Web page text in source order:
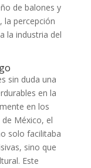
de balones y
la percepción
la industria del
sin duda una
en la
en los
México, el
solo facilitaba
sino que
Este